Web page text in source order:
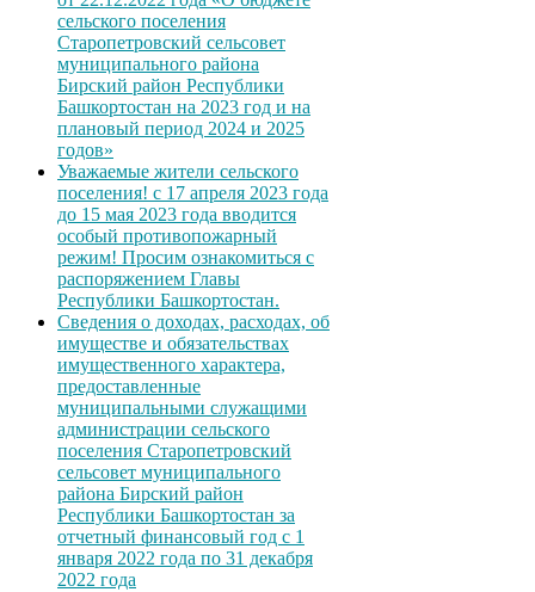
сельского поселения
Старопетровский сельсовет
муниципального района
Бирский район Республики
Башкортостан на 2023 год и на
плановый период 2024 и 2025
годов»
Уважаемые жители сельского
поселения! с 17 апреля 2023 года
до 15 мая 2023 года вводится
особый противопожарный
режим! Просим ознакомиться с
распоряжением Главы
Республики Башкортостан.
Сведения о доходах, расходах, об
имуществе и обязательствах
имущественного характера,
предоставленные
муниципальными служащими
администрации сельского
поселения Старопетровский
сельсовет муниципального
района Бирский район
Республики Башкортостан за
отчетный финансовый год с 1
января 2022 года по 31 декабря
2022 года